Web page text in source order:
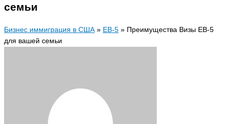
семьи
Бизнес иммиграция в США » EB-5 » Преимущества Визы EB-5
для вашей семьи